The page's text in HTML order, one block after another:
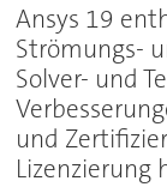
Ansys 19
Strömungs-
Solver- und
und
Lizenzierung